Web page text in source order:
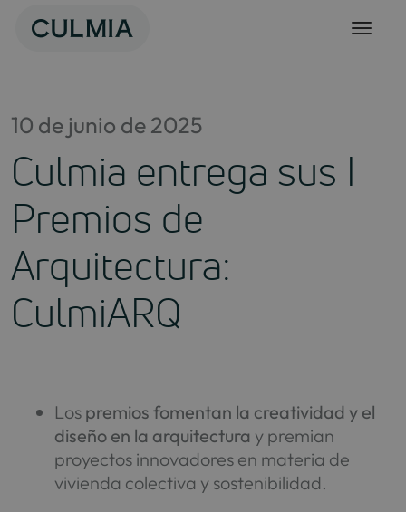
10 de junio de 2025
Culmia entrega sus I
Premios de
Arquitectura:
CulmiARQ
Los premios fomentan la creatividad y el
diseño en la arquitectura y premian
proyectos innovadores en materia de
vivienda colectiva y sostenibilidad.